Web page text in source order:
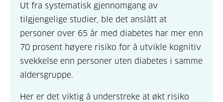
Ut fra systematisk gjennomgang av
tilgjengelige studier, ble det anslått at
personer over 65 år med diabetes har mer enn
70 prosent høyere risiko for å utvikle kognitiv
svekkelse enn personer uten diabetes i samme
aldersgruppe.
Her er det viktig å understreke at økt risiko